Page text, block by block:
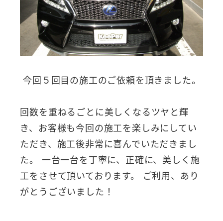
今回５回目の施工のご依頼を頂きました。
回数を重ねるごとに美しくなるツヤと輝
き、お客様も今回の施工を楽しみにしてい
ただき、施工後非常に喜んでいただきまし
た。 一台一台を丁寧に、正確に、美しく施
工をさせて頂いております。 ご利用、あり
がとうございました！